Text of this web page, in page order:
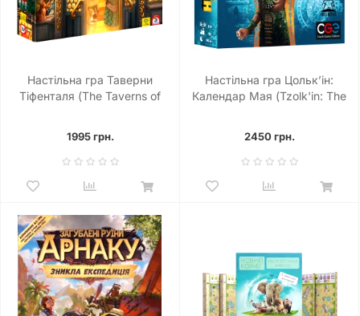
Настільна гра Таверни
Тіфенталя (The Taverns of
1995 грн.
Настільна гра Цольк’ін:
Календар Мая (Tzolk'in: The
2450 грн.